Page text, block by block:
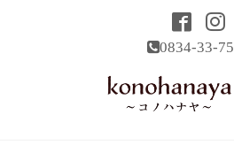
0834-33-